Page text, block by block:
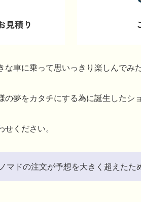
な車に乗って思いっきり楽しんでみ
の夢をカタチにする為に誕生したシ
ください。
ドの注文が予想を大きく超えたた